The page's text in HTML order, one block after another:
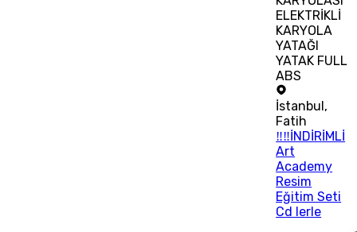
ELEKTRİKLİ
KARYOLA
YATAĞI
YATAK FULL
ABS
İstanbul ,
Fatih
‼‼İNDİRİMLİ
Art
Academy
Resim
Eğitim Seti
Cd lerle